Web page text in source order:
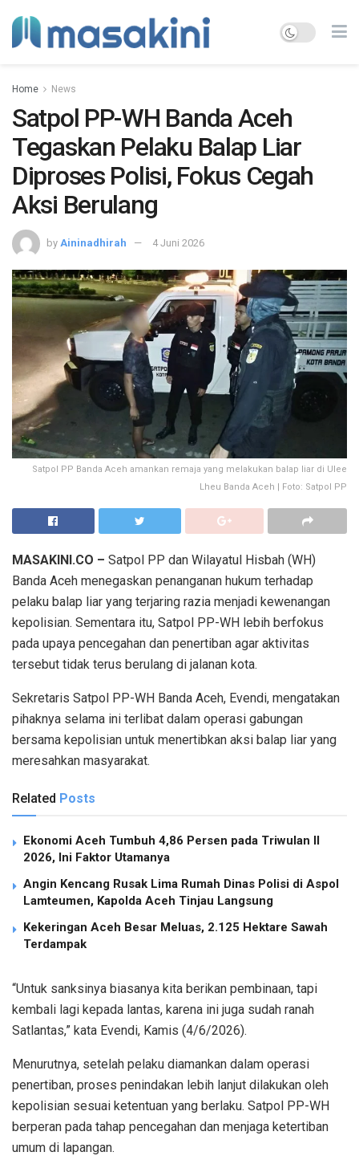
Home News
Satpol PP-WH Banda Aceh
Tegaskan Pelaku Balap Liar
Diproses Polisi, Fokus Cegah
Aksi Berulang
by Aininadhirah 4 Juni 2026
Satpol PP Banda Aceh amankan remaja yang melakukan balap liar di Ulee
Lheu Banda Aceh | Foto: Satpol PP
MASAKINI.CO – Satpol PP dan Wilayatul Hisbah (WH)
Banda Aceh menegaskan penanganan hukum terhadap
pelaku balap liar yang terjaring razia menjadi kewenangan
kepolisian. Sementara itu, Satpol PP-WH lebih berfokus
pada upaya pencegahan dan penertiban agar aktivitas
tersebut tidak terus berulang di jalanan kota.
Sekretaris Satpol PP-WH Banda Aceh, Evendi, mengatakan
pihaknya selama ini terlibat dalam operasi gabungan
bersama kepolisian untuk menertibkan aksi balap liar yang
meresahkan masyarakat.
Related Posts
Ekonomi Aceh Tumbuh 4,86 Persen pada Triwulan II
2026, Ini Faktor Utamanya
Angin Kencang Rusak Lima Rumah Dinas Polisi di Aspol
Lamteumen, Kapolda Aceh Tinjau Langsung
Kekeringan Aceh Besar Meluas, 2.125 Hektare Sawah
Terdampak
“Untuk sanksinya biasanya kita berikan pembinaan, tapi
kembali lagi kepada lantas, karena ini juga sudah ranah
Satlantas,” kata Evendi, Kamis (4/6/2026).
Menurutnya, setelah pelaku diamankan dalam operasi
penertiban, proses penindakan lebih lanjut dilakukan oleh
kepolisian sesuai ketentuan yang berlaku. Satpol PP-WH
berperan pada tahap pencegahan dan menjaga ketertiban
umum di lapangan.